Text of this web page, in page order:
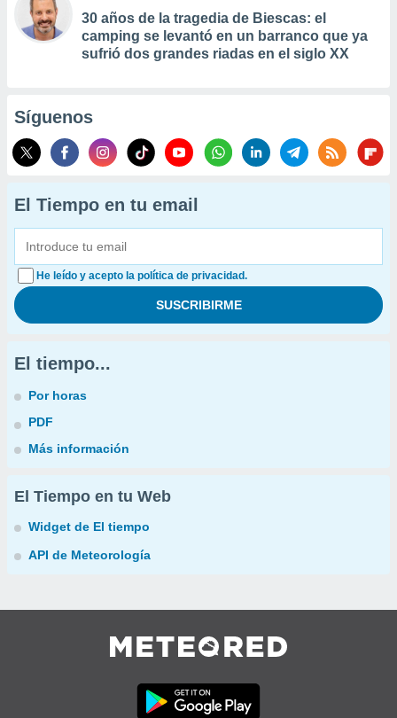
30 años de la tragedia de Biescas: el
camping se levantó en un barranco que ya
sufrió dos grandes riadas en el siglo XX
Síguenos
El Tiempo en tu email
He leído y acepto la política de privacidad.
El tiempo...
Por horas
PDF
Más información
El Tiempo en tu Web
Widget de El tiempo
API de Meteorología